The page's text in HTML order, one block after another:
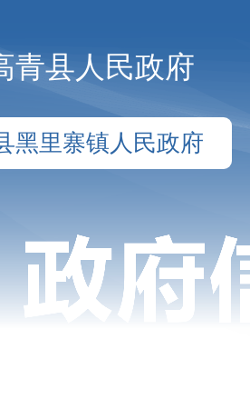
青县人民政府
黑里寨镇人民政府